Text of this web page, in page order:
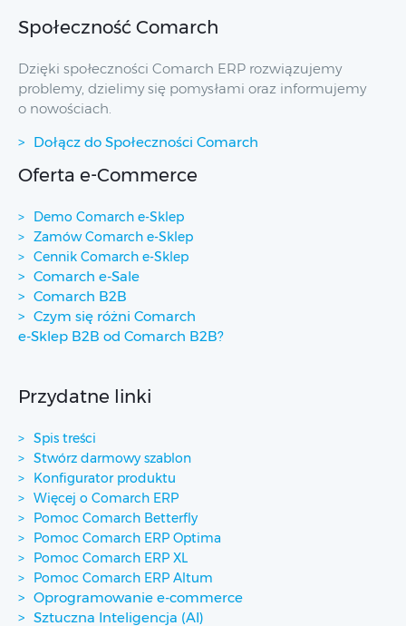
Społeczność Comarch
Dzięki społeczności Comarch ERP rozwiązujemy
problemy, dzielimy się pomysłami oraz informujemy
o nowościach.
Dołącz do Społeczności Comarch
Oferta e-Commerce
Demo Comarch e-Sklep
Zamów Comarch e-Sklep
Cennik Comarch e-Sklep
Comarch e-Sale
Comarch B2B
Czym się różni Comarch
e-Sklep B2B od Comarch B2B?
Przydatne linki
Spis treści
Stwórz darmowy szablon
Konfigurator produktu
Więcej o Comarch ERP
Pomoc Comarch Betterfly
Pomoc Comarch ERP Optima
Pomoc Comarch ERP XL
Pomoc Comarch ERP Altum
Oprogramowanie e-commerce
Sztuczna Inteligencja (AI)